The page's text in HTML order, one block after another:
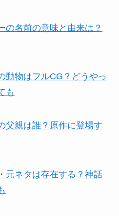
の名前の意味と由来は？
動物はフルCG？どうやっ
も
父親は誰？原作に登場す
元ネタは存在する？神話